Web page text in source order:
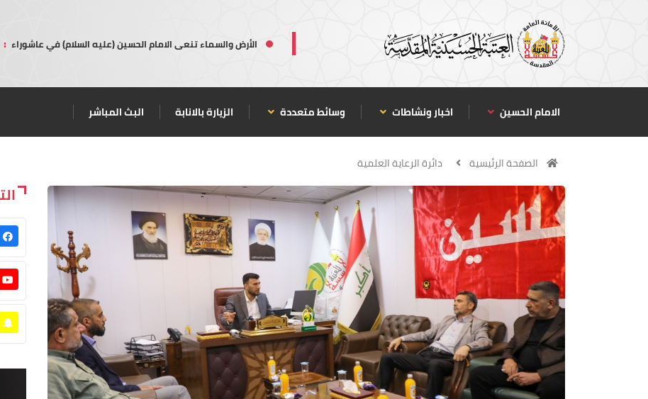
الأرض والسماء تنعى الامام الحسين (عليه السلام) في عاشوراء :
الامام الحسين اخبار ونشاطات وسائط متعددة الزيارة بالانابة البث المباشر
الصفحة الرئيسية دائرة الرعاية العلمية